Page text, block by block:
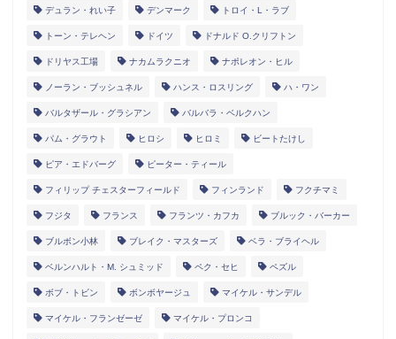
デュラン・れい子 デンマーク トロイ・L・ラブ
トーン・テレヘン ドイツ ドナルド O.クリフトン
ドリヤス工場 ナカムラクニオ ナポレオン・ヒル
ノーラン・ブッシュネル ハンス・ロスリング ハ・ワン
バルタザール・グラシアン バルバラ・ベルクハン
パム・グラウト ヒロシ ヒロミ ビートたけし
ピア・エドバーグ ピーター・ティール
フィリップ チェスターフィールド フィンランド フクチマミ
フジタ フランス フランツ・カフカ ブルック・バーカー
ブルボン小林 ブレイク・マスターズ ベラ・ブライヘル
ベルンハルト・M. シュミッド ペク・セヒ ペズル
ボブ・トビン ボンボヤージュ マイケル・サンデル
マイケル・フランゼーゼ マイケル・プロンコ